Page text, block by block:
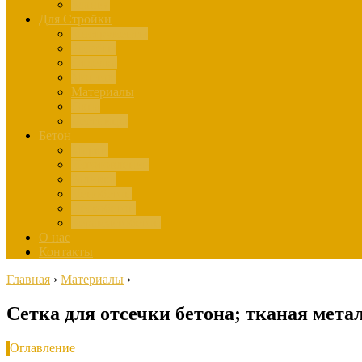
Для Стройки
Материалы
Бетон
О нас
Контакты
Главная › Материалы ›
Сетка для отсечки бетона; тканая
Оглавление